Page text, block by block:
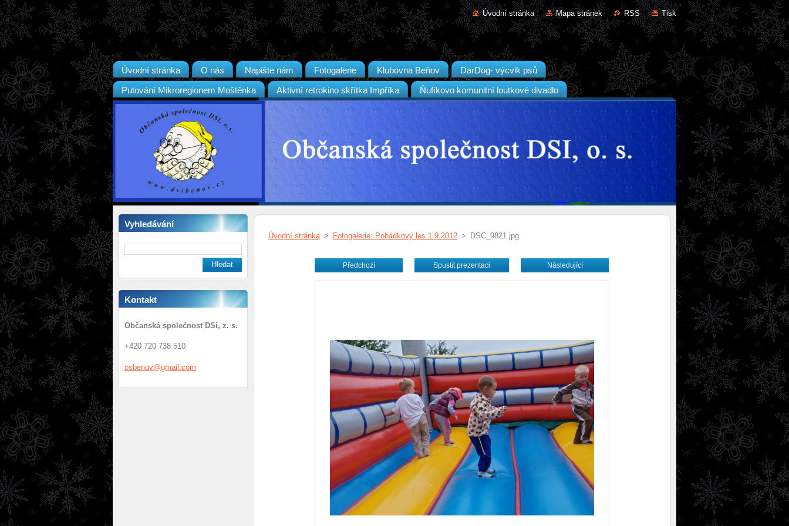
Úvodní stránka Mapa stránek RSS Tisk
Úvodní stránka O nás Napište nám Fotogalerie Klubovna Beňov DarDog- výcvik psů
Putování Mikroregionem Moštěnka Aktivní retrokino skřítka Impříka Ňufíkovo komunitní loutkové divadlo
Vyhledávání
Kontakt
Občanská společnost DSi, z. s.
+420 720 738 510
osbenov@gmail.com
Úvodní stránka > Fotogalerie: Pohádkový les 1.9.2012 > DSC_9821.jpg
Předchozí Spustit prezentaci Následující